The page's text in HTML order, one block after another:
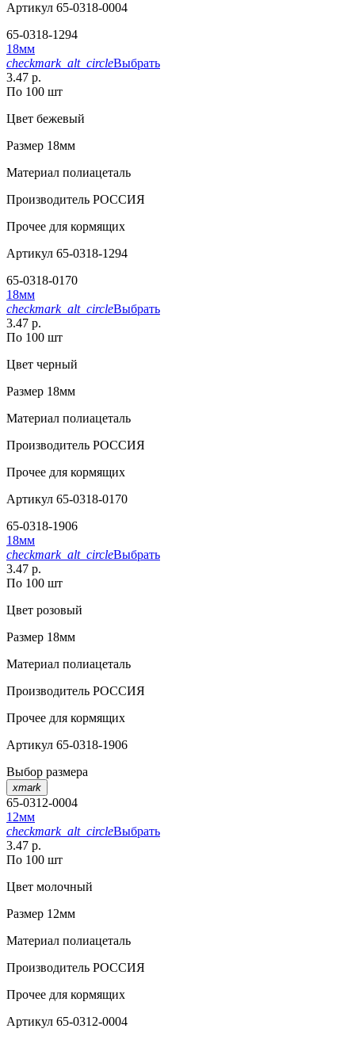
Артикул 65-0318-0004
65-0318-1294
18мм
checkmark_alt_circleВыбрать
3.47 р.
По 100 шт
Цвет бежевый
Размер 18мм
Материал полиацеталь
Производитель РОССИЯ
Прочее для кормящих
Артикул 65-0318-1294
65-0318-0170
18мм
checkmark_alt_circleВыбрать
3.47 р.
По 100 шт
Цвет черный
Размер 18мм
Материал полиацеталь
Производитель РОССИЯ
Прочее для кормящих
Артикул 65-0318-0170
65-0318-1906
18мм
checkmark_alt_circleВыбрать
3.47 р.
По 100 шт
Цвет розовый
Размер 18мм
Материал полиацеталь
Производитель РОССИЯ
Прочее для кормящих
Артикул 65-0318-1906
Выбор размера
xmark
65-0312-0004
12мм
checkmark_alt_circleВыбрать
3.47 р.
По 100 шт
Цвет молочный
Размер 12мм
Материал полиацеталь
Производитель РОССИЯ
Прочее для кормящих
Артикул 65-0312-0004